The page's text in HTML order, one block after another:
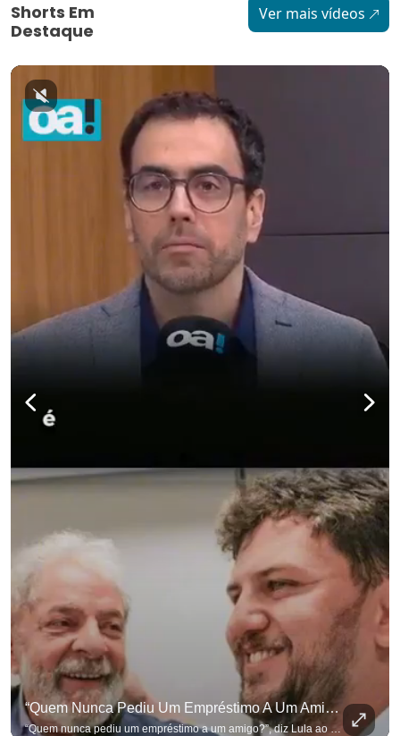
Shorts Em
Destaque
Ver mais vídeos
“Quem Nunca Pediu Um Empréstimo A Um Amigo?”, Diz Lula Ao Defender Seu Ex-Chefe De Gabinete
“Quem nunca pediu um empréstimo a um amigo?”, diz Lula ao defender seu ex-chefe de gabinete Marcola, que recebeu R$ 249 mil de uma empresa ligada a uma amiga de Lulinha. #OAntagonista Se você busca informação com credibilidade, inscreva-se agora e ative o